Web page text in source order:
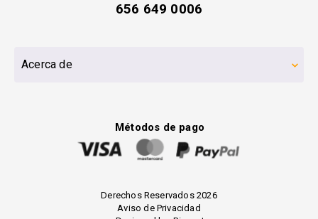
656 649 0006
Acerca de
Métodos de pago
Derechos Reservados 2026
Aviso de Privacidad